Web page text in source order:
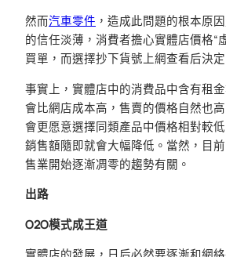
然而汽車零件 ，造成此問題的根本原
的信任淡薄，消費者擔心實體店價格“
買單，而選擇抄下貨號上網查看后決定
事實上，實體店中的消費品中含有租
會比網店成本高，售賣的價格自然也
會更愿意選擇同類產品中價格相對較
銷售額隨即就會大幅降低。當然，目
售業開始逐漸凋零的趨勢有關。
出路
O2O模式成王道